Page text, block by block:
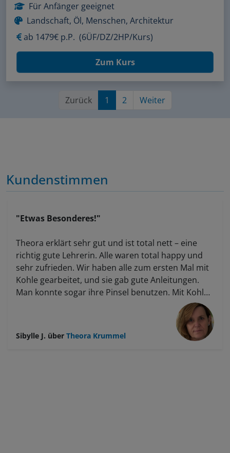
Für Anfänger geeignet
Landschaft, Öl, Menschen, Architektur
ab 1479€ p.P. (6ÜF/DZ/2HP/Kurs)
Zum Kurs
Zurück 1 2 Weiter
Kundenstimmen
"Etwas Besonderes!"
Theora erklärt sehr gut und ist total nett – eine
richtig gute Lehrerin. Alle waren total happy und
sehr zufrieden. Wir haben alle zum ersten Mal mit
Kohle gearbeitet, und sie gab gute Anleitungen.
Man konnte sogar ihre Pinsel benutzen. Mit Kohle
zu arbeiten ist ja auch etwas Besonderes. Wir
waren nur fünf Teilnehmer, ein eher spezielles
Angebot, und alle hatten vorher schon Erfahrung
mit Kunst.
Sibylle J. über Theora Krummel